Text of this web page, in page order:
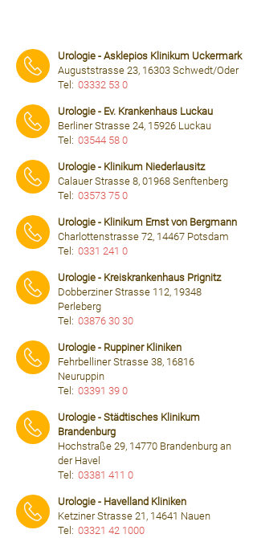
Urologie - Asklepios Klinikum Uckermark
Auguststrasse 23, 16303 Schwedt/Oder
Tel: 03332 53 0
Urologie - Ev. Krankenhaus Luckau
Berliner Strasse 24, 15926 Luckau
Tel: 03544 58 0
Urologie - Klinikum Niederlausitz
Calauer Strasse 8, 01968 Senftenberg
Tel: 03573 75 0
Urologie - Klinikum Ernst von Bergmann
Charlottenstrasse 72, 14467 Potsdam
Tel: 0331 241 0
Urologie - Kreiskrankenhaus Prignitz
Dobberziner Strasse 112, 19348
Perleberg
Tel: 03876 30 30
Urologie - Ruppiner Kliniken
Fehrbelliner Strasse 38, 16816
Neuruppin
Tel: 03391 39 0
Urologie - Städtisches Klinikum
Brandenburg
Hochstraße 29, 14770 Brandenburg an
der Havel
Tel: 03381 411 0
Urologie - Havelland Kliniken
Ketziner Strasse 21, 14641 Nauen
Tel: 03321 42 1000